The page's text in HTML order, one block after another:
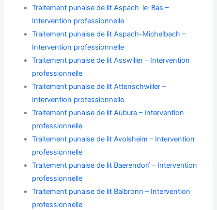
Traitement punaise de lit Aspach-le-Bas –
Intervention professionnelle
Traitement punaise de lit Aspach-Michelbach –
Intervention professionnelle
Traitement punaise de lit Asswiller – Intervention
professionnelle
Traitement punaise de lit Attenschwiller –
Intervention professionnelle
Traitement punaise de lit Aubure – Intervention
professionnelle
Traitement punaise de lit Avolsheim – Intervention
professionnelle
Traitement punaise de lit Baerendorf – Intervention
professionnelle
Traitement punaise de lit Balbronn – Intervention
professionnelle